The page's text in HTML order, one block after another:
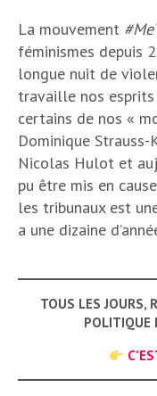
La mouvement
féminismes depuis
longue nuit de
travaille nos
certains de nos «
Dominique Strauss-
Nicolas Hulot et
pu être mis en
les tribunaux est
a une dizaine
TOUS LES JOURS,
POLITIQUE